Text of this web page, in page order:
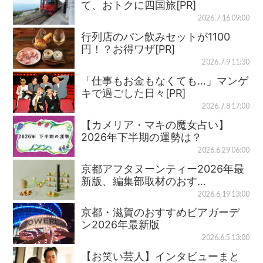
て、おトクに四国旅[PR]
2026.7.16 09:00
行列店のパン飲みセットが1100
円！？お得ワザ[PR]
2026.7.9 11:30
「仕事もお金もなくても…」マンゲ
キで過ごした日々[PR]
2026.7.8 17:00
【カメリア・マキの魔女占い】
2026年下半期の運勢は？
2026.6.29 06:00
京都アフタヌーンティー2026年最
新版、編集部取材のおす…
2026.6.19 13:00
京都・滋賀のおすすめビアガーデ
ン2026年最新版
2026.6.5 13:00
【お笑い芸人】インタビューまと